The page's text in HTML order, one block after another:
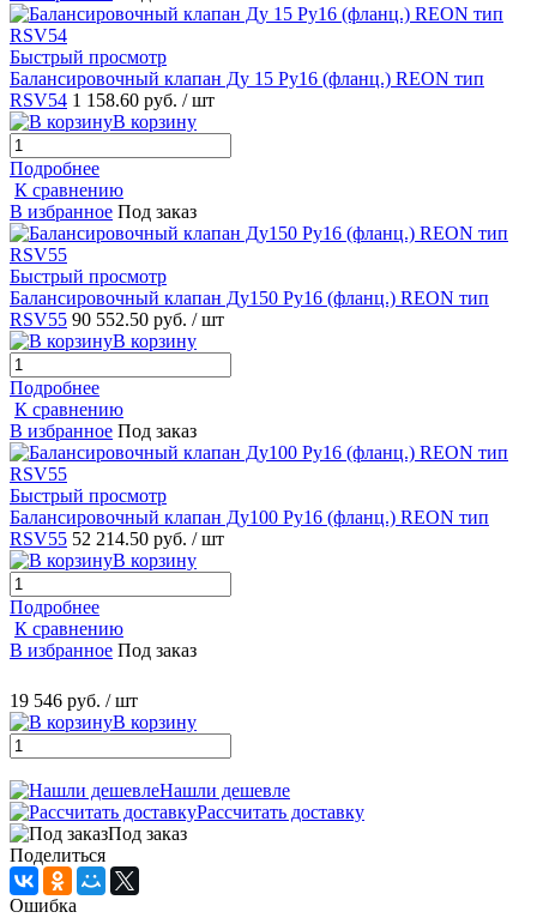
Быстрый просмотр
Балансировочный клапан Ду 15 Ру16 (фланц.) REON тип
RSV54 1 158.60 руб. / шт
В корзину
Подробнее
К сравнению
В избранное Под заказ
Быстрый просмотр
Балансировочный клапан Ду150 Ру16 (фланц.) REON тип
RSV55 90 552.50 руб. / шт
В корзину
Подробнее
К сравнению
В избранное Под заказ
Быстрый просмотр
Балансировочный клапан Ду100 Ру16 (фланц.) REON тип
RSV55 52 214.50 руб. / шт
В корзину
Подробнее
К сравнению
В избранное Под заказ
19 546 руб. / шт
В корзину
Нашли дешевле
Рассчитать доставку
Под заказ
Поделиться
Ошибка